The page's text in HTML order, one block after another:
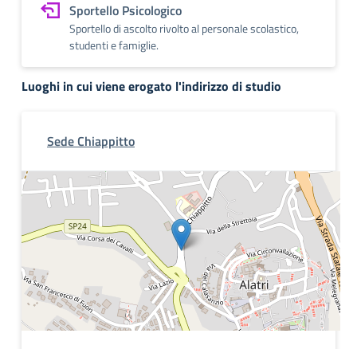
Sportello Psicologico
Sportello di ascolto rivolto al personale scolastico,
studenti e famiglie.
Luoghi in cui viene erogato l'indirizzo di studio
Sede Chiappitto